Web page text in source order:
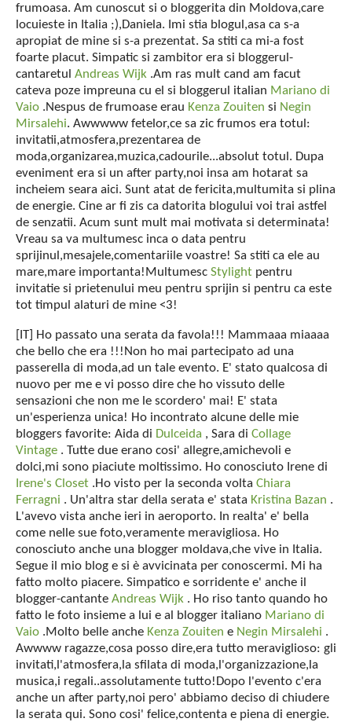
frumoasa. Am cunoscut si o bloggerita din Moldova,care
locuieste in Italia ;),Daniela. Imi stia blogul,asa ca s-a
apropiat de mine si s-a prezentat. Sa stiti ca mi-a fost
foarte placut. Simpatic si zambitor era si bloggerul-
cantaretul Andreas Wijk .Am ras mult cand am facut
cateva poze impreuna cu el si bloggerul italian Mariano di
Vaio .Nespus de frumoase erau Kenza Zouiten si Negin
Mirsalehi. Awwwww fetelor,ce sa zic frumos era totul:
invitatii,atmosfera,prezentarea de
moda,organizarea,muzica,cadourile...absolut totul. Dupa
eveniment era si un after party,noi insa am hotarat sa
incheiem seara aici. Sunt atat de fericita,multumita si plina
de energie. Cine ar fi zis ca datorita blogului voi trai astfel
de senzatii. Acum sunt mult mai motivata si determinata!
Vreau sa va multumesc inca o data pentru
sprijinul,mesajele,comentariile voastre! Sa stiti ca ele au
mare,mare importanta!Multumesc Stylight pentru
invitatie si prietenului meu pentru sprijin si pentru ca este
tot timpul alaturi de mine <3!
[IT] Ho passato una serata da favola!!! Mammaaa miaaaa
che bello che era !!!Non ho mai partecipato ad una
passerella di moda,ad un tale evento. E' stato qualcosa di
nuovo per me e vi posso dire che ho vissuto delle
sensazioni che non me le scordero' mai! E' stata
un'esperienza unica! Ho incontrato alcune delle mie
bloggers favorite: Aida di Dulceida , Sara di Collage
Vintage . Tutte due erano cosi' allegre,amichevoli e
dolci,mi sono piaciute moltissimo. Ho conosciuto Irene di
Irene's Closet .Ho visto per la seconda volta Chiara
Ferragni . Un'altra star della serata e' stata Kristina Bazan .
L'avevo vista anche ieri in aeroporto. In realta' e' bella
come nelle sue foto,veramente meravigliosa. Ho
conosciuto anche una blogger moldava,che vive in Italia.
Segue il mio blog e si è avvicinata per conoscermi. Mi ha
fatto molto piacere. Simpatico e sorridente e' anche il
blogger-cantante Andreas Wijk . Ho riso tanto quando ho
fatto le foto insieme a lui e al blogger italiano Mariano di
Vaio .Molto belle anche Kenza Zouiten e Negin Mirsalehi .
Awwww ragazze,cosa posso dire,era tutto meraviglioso: gli
invitati,l'atmosfera,la sfilata di moda,l'organizzazione,la
musica,i regali..assolutamente tutto!Dopo l'evento c'era
anche un after party,noi pero' abbiamo deciso di chiudere
la serata qui. Sono cosi' felice,contenta e piena di energie.